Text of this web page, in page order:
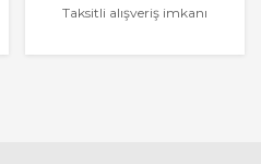
Taksitli alışveriş imkanı